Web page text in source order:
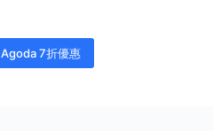
Agoda 7折優惠